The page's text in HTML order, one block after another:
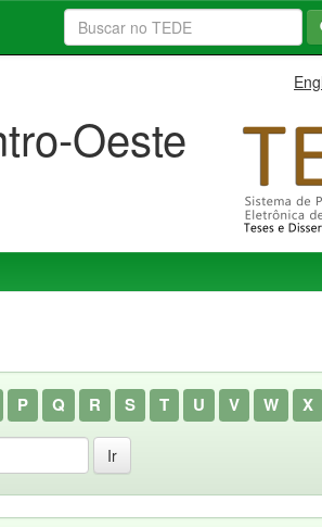
Oeste
P Q R S T U V W X